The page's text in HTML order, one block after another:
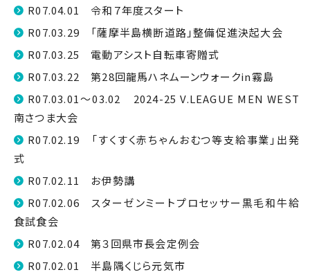
R07.04.01 令和７年度スタート
R07.03.29 「薩摩半島横断道路」整備促進決起大会
R07.03.25 電動アシスト自転車寄贈式
R07.03.22 第28回龍馬ハネムーンウォークin霧島
R07.03.01～03.02 2024-25 V.LEAGUE MEN WEST
南さつま大会
R07.02.19 「すくすく赤ちゃんおむつ等支給事業」出発
式
R07.02.11 お伊勢講
R07.02.06 スターゼンミートプロセッサー黒毛和牛給
食試食会
R07.02.04 第３回県市長会定例会
R07.02.01 半島隅くじら元気市